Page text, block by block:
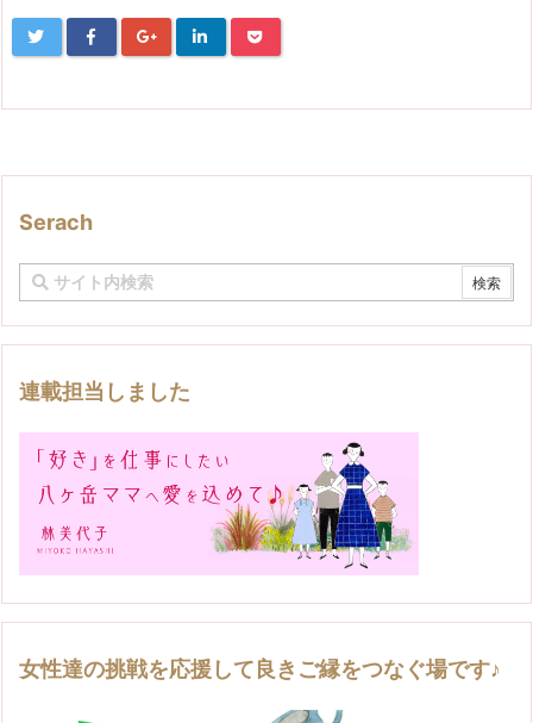
Serach
連載担当しました
女性達の挑戦を応援して良きご縁をつなぐ場です♪